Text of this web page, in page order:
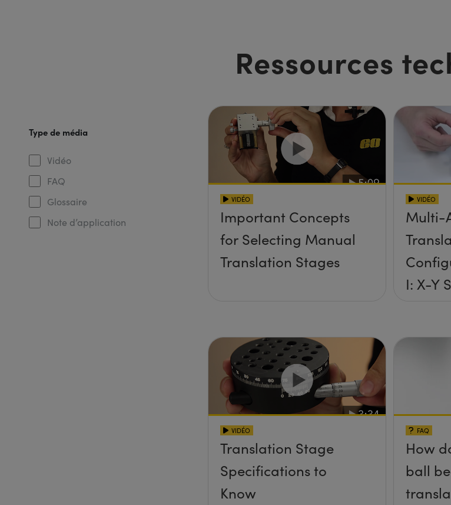
Ressources
Type de média
Vidéo
FAQ
Glossaire
Note d’application
VIDÉO
Important Concepts
for Selecting Manual
Translation Stages
VIDÉO
Multi-
I: X-Y
VIDÉO
Translation Stage
Specifications to
Know
FAQ
How
ball